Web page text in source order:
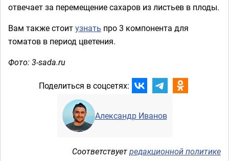
отвечает за перемещение сахаров из листьев в плоды.
Вам также стоитузнать про 3 компонента для
томатов в период цветения.
Фото: 3-sada.ru
Поделиться в соцсетях:
Александр Иванов
Соответствуетредакционной политике